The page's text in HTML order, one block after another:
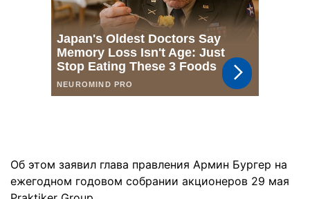
Об этом заявил глава правления Армин Бургер на
ежегодном годовом собрании акционеров 29 мая